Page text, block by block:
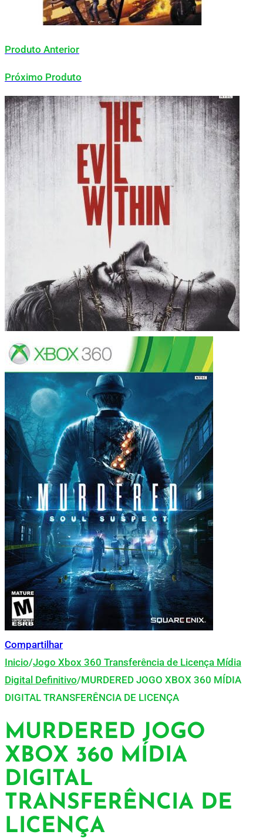
Produto Anterior
Próximo Produto
Compartilhar
Inicio/Jogo Xbox 360 Transferência de Licença Mídia
Digital Definitivo/MURDERED JOGO XBOX 360 MÍDIA
DIGITAL TRANSFERÊNCIA DE LICENÇA
MURDERED JOGO
XBOX 360 MÍDIA
DIGITAL
TRANSFERÊNCIA DE
LICENÇA